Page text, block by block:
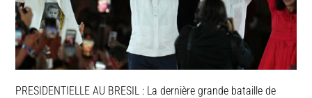
PRESIDENTIELLE AU BRESIL : La dernière grande bataille de